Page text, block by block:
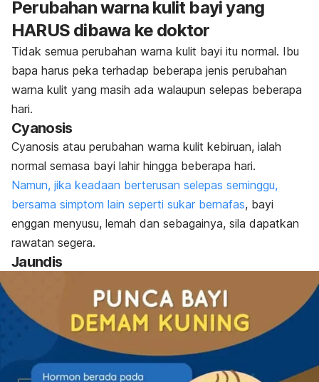
Perubahan warna kulit bayi yang
HARUS dibawa ke doktor
Tidak semua perubahan warna kulit bayi itu normal. Ibu
bapa harus peka terhadap beberapa jenis perubahan
warna kulit yang masih ada walaupun selepas beberapa
hari.
Cyanosis
Cyanosis atau perubahan warna kulit kebiruan, ialah
normal semasa bayi lahir hingga beberapa hari.
Namun, jika keadaan berterusan selepas seminggu,
bersama simptom lain seperti sukar bernafas, bayi
enggan menyusu, lemah dan sebagainya, sila dapatkan
rawatan segera.
Jaundis